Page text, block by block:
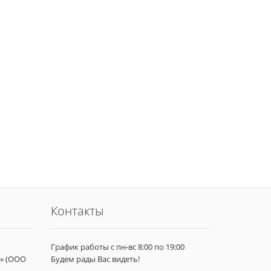
(ООО
Контакты
График работы с пн-вс 8:00 по 19:00
Будем рады Вас видеть!